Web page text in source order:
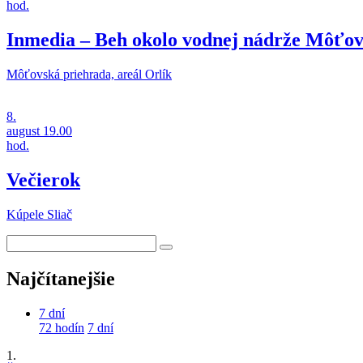
hod.
Inmedia – Beh okolo vodnej nádrže
Môťovská priehrada, areál Orlík
8.
august 19.00
hod.
Večierok
Kúpele Sliač
Najčítanejšie
7 dní
72 hodín 7 dní
1.